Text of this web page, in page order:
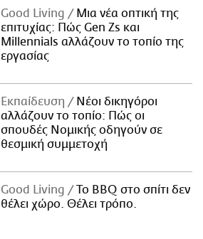
Good Living
Μια νέα οπτική της
επιτυχίας: Πώς Gen Zs και
Millennials αλλάζουν το τοπίο της
εργασίας
Εκπαίδευση
Νέοι δικηγόροι
αλλάζουν το τοπίο: Πώς οι
σπουδές Νομικής οδηγούν σε
θεσμική συμμετοχή
Good Living
Το BBQ στο σπίτι δεν
θέλει χώρο. Θέλει τρόπο.